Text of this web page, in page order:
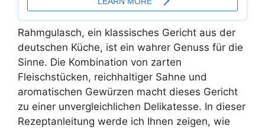
Rahmgulasch, ein klassisches Gericht aus der
deutschen Küche, ist ein wahrer Genuss für die
Sinne. Die Kombination von zarten
Fleischstücken, reichhaltiger Sahne und
aromatischen Gewürzen macht dieses Gericht
zu einer unvergleichlichen Delikatesse. In dieser
Rezeptanleitung werde ich Ihnen zeigen, wie